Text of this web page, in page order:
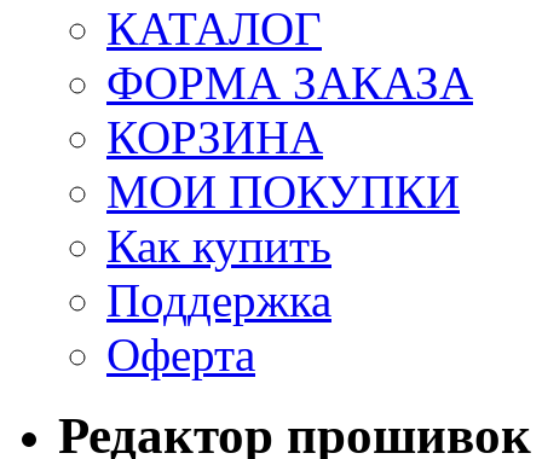
КАТАЛОГ
ФОРМА ЗАКАЗА
КОРЗИНА
МОИ ПОКУПКИ
Как купить
Поддержка
Оферта
Редактор прошивок